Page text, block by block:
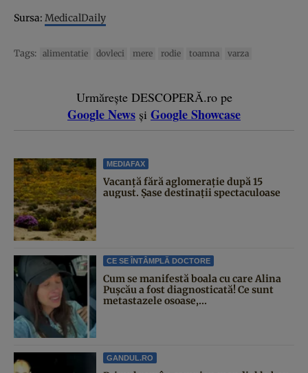
Sursa: MedicalDaily
Tags: alimentatie dovleci mere rodie toamna varza
Urmărește DESCOPERĂ.ro pe
Google News și Google Showcase
MEDIAFAX
Vacanță fără aglomerație după 15
august. Șase destinații spectaculoase
CE SE ÎNTÂMPLĂ DOCTORE
Cum se manifestă boala cu care Alina
Pușcău a fost diagnosticată! Ce sunt
metastazele osoase,...
GANDUL.RO